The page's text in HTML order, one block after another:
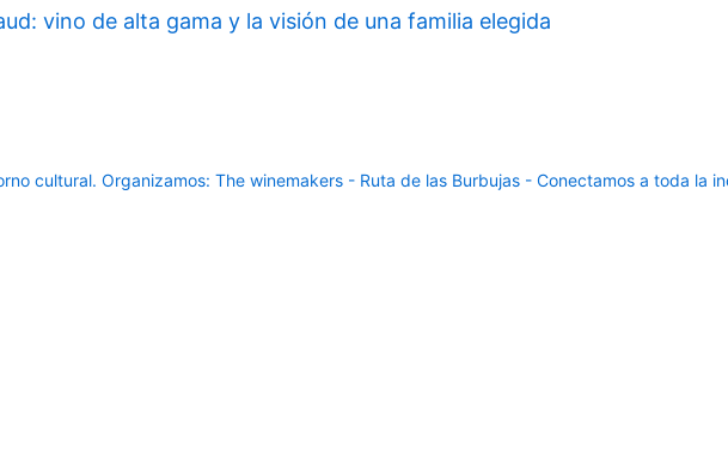
vino de alta gama y la visión de una familia elegida
cultural. Organizamos: The winemakers - Ruta de las Burbujas - Conectamos a toda la